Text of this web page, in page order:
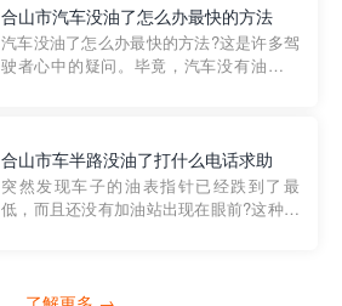
的送油师傅，解决没油的紧急情况。 首
先，让我们来了解一下穿...
合山市汽车没油了怎么办最快的方法
汽车没油了怎么办最快的方法?这是许多驾
驶者心中的疑问。毕竟，汽车没有油就无
越者小程序是一款专门解决汽车没油问题
的在线服务平台。通过...
合山市车半路没油了打什么电话求助
突然发现车子的油表指针已经跌到了最
低，而且还没有加油站出现在眼前?这种情
打4006363122请求送油人员来帮助你。